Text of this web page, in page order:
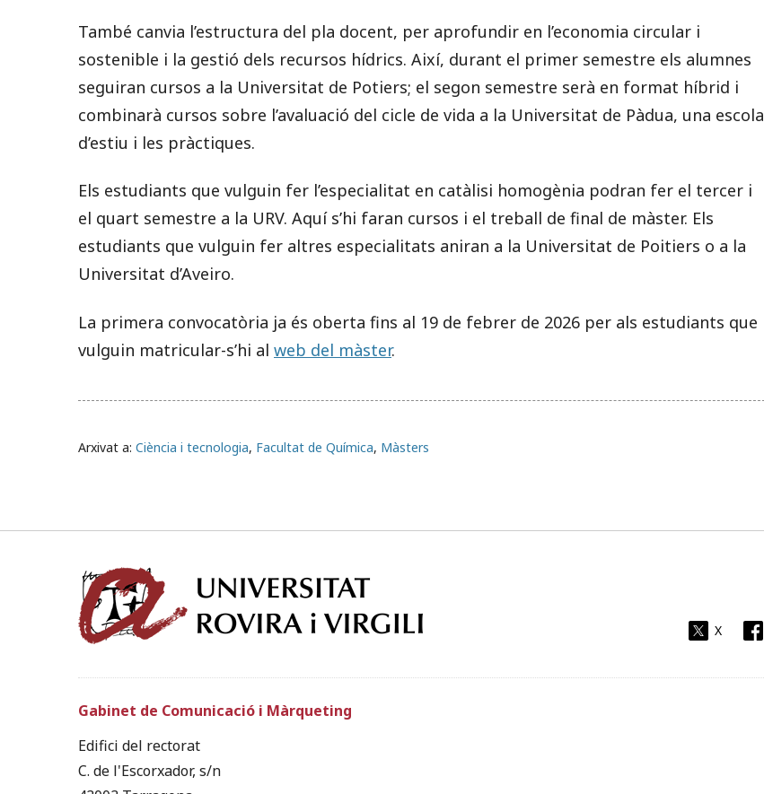
També canvia l’estructura del pla docent, per aprofundir en l’economia circular i
sostenible i la gestió dels recursos hídrics. Així, durant el primer semestre els alumnes
seguiran cursos a la Universitat de Potiers; el segon semestre serà en format híbrid i
combinarà cursos sobre l’avaluació del cicle de vida a la Universitat de Pàdua, una escola
d’estiu i les pràctiques.
Els estudiants que vulguin fer l’especialitat en catàlisi homogènia podran fer el tercer i
el quart semestre a la URV. Aquí s’hi faran cursos i el treball de final de màster. Els
estudiants que vulguin fer altres especialitats aniran a la Universitat de Poitiers o a la
Universitat d’Aveiro.
La primera convocatòria ja és oberta fins al 19 de febrer de 2026 per als estudiants que
vulguin matricular-s’hi al web del màster.
Arxivat a: Ciència i tecnologia, Facultat de Química, Màsters
X
Gabinet de Comunicació i Màrqueting
Edifici del rectorat
C. de l'Escorxador, s/n